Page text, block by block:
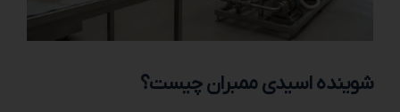
شوینده اسیدی ممبران چیست؟